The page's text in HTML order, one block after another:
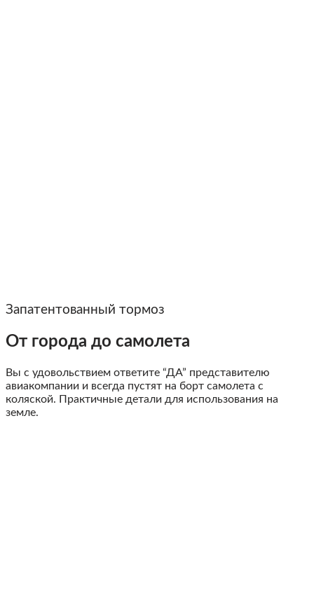
Запатентованный тормоз
От города до самолета
Вы с удовольствием ответите “ДА” представителю
авиакомпании и всегда пустят на борт самолета с
коляской. Практичные детали для использования на
земле.